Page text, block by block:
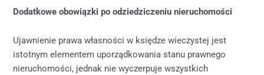
Dodatkowe obowiązki po odziedziczeniu nieruchomości
Ujawnienie prawa własności w księdze wieczystej jest
istotnym elementem uporządkowania stanu prawnego
nieruchomości, jednak nie wyczerpuje wszystkich